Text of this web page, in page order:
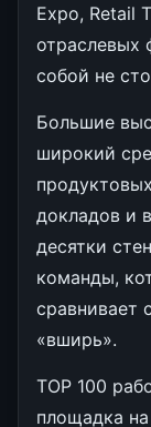
Expo, Retail
отраслевых
собой не
Большие
широкий
докладов и
десятки
команды,
сравнивает
«вширь».
TOP 100
площадка